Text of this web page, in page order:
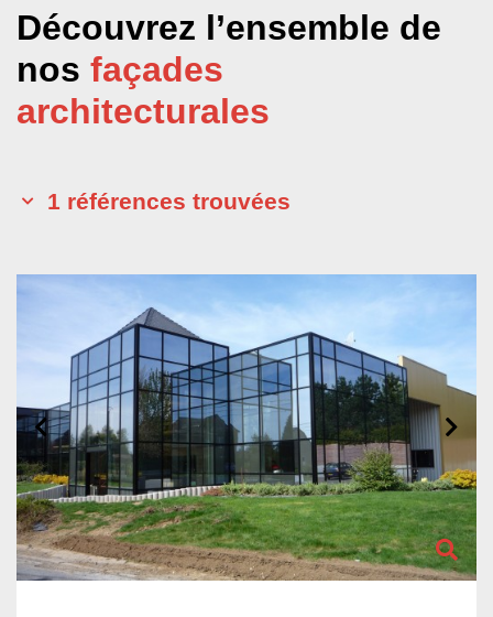
Découvrez l’ensemble de
nos façades
architecturales
1 références trouvées